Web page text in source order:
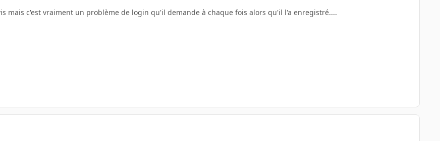
mais c'est vraiment un problème de login qu'il demande à chaque fois alors qu'il l'a enregistré....